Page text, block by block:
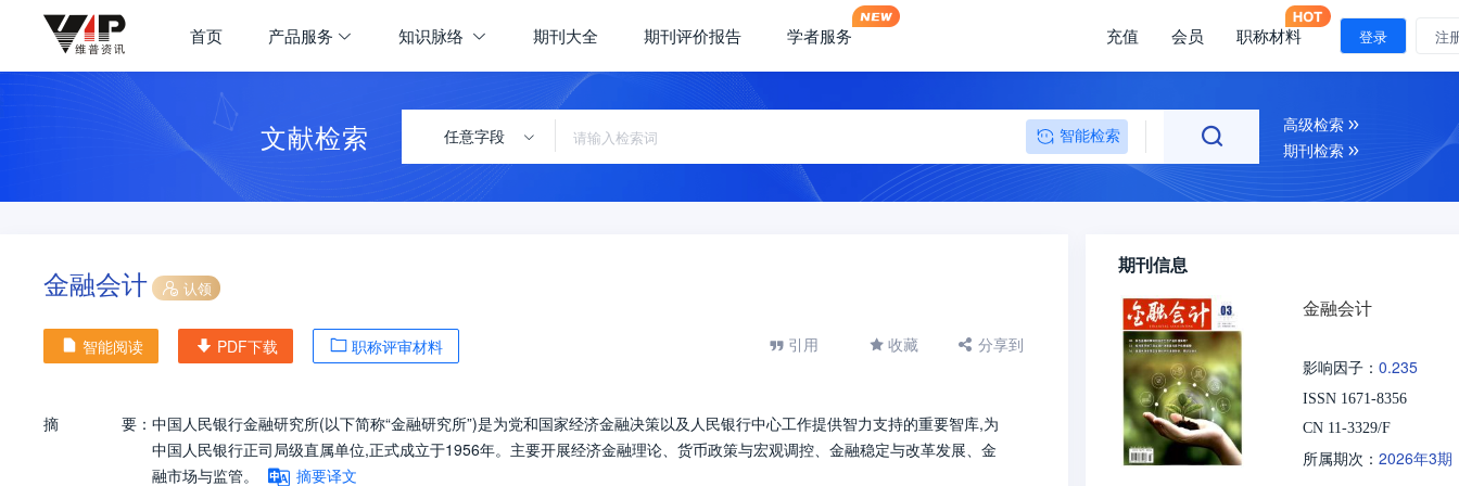
首页 产品服务 知识脉络 期刊大全 期刊评价报告 学者服务 充值 会员 职称材料 登录 注
文献检索 任意字段 智能检索
高级检索
期刊检索
金融会计 认领
智能阅读 PDF下载 职称评审材料 引用 收藏 分享到
摘 要： 中国人民银行金融研究所(以下简称“金融研究所”)是为党和国家经济金融决策以及人民银行中心工作提供智力支持的重要智库,为
中国人民银行正司局级直属单位,正式成立于1956年。主要开展经济金融理论、货币政策与宏观调控、金融稳定与改革发展、金
融市场与监管。
摘要译文
期刊信息
金融会计
影响因子： 0.235
ISSN 1671-8356
CN 11-3329/F
所属期次： 2026年3期